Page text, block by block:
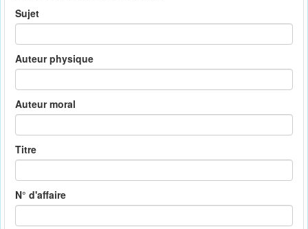
Sujet
Auteur physique
Auteur moral
Titre
N° d'affaire